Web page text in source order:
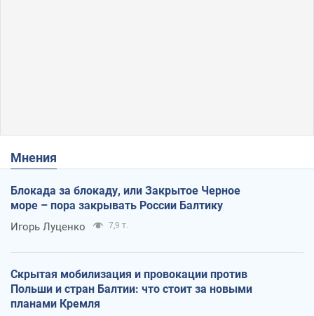
Мнения
Блокада за блокаду, или Закрытое Черное
море – пора закрывать России Балтику
Игорь Луценко 7,9 т.
Скрытая мобилизация и провокации против
Польши и стран Балтии: что стоит за новыми
планами Кремля